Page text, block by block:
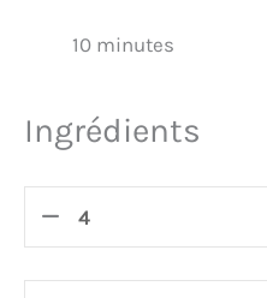
10 minutes
Ingrédients